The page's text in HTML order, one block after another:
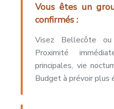
Vous êtes un
confirmés :
Visez Bellecôte
Proximité
principales, vie
Budget à prévoir plus